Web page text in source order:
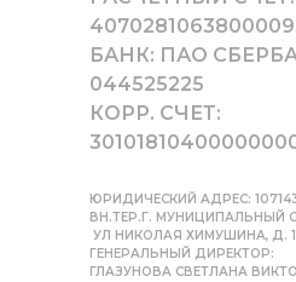
БАНК: ПАО
044525225
КОРР. СЧЕТ:
ЮРИДИЧЕСКИЙ АДРЕС:
ВН.ТЕР.Г. МУНИЦИПАЛЬНЫЙ
УЛ НИКОЛАЯ ХИМУШИНА, Д.
ГЕНЕРАЛЬНЫЙ ДИРЕКТОР:
ГЛАЗУНОВА СВЕТЛАНА